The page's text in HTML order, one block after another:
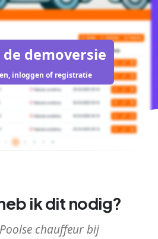
demoversie
inloggen of registratie
ik dit nodig?
chauffeur bij